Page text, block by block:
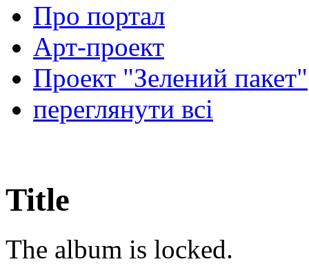
Про портал
Арт-проект
Проект "Зелений пакет"
переглянути всі
Title
The album is locked.